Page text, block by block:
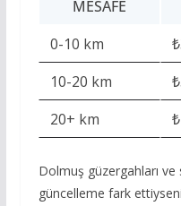
MESAFE
0-10 km
10-20 km
20+ km
Dolmuş güzergahları
güncelleme fark